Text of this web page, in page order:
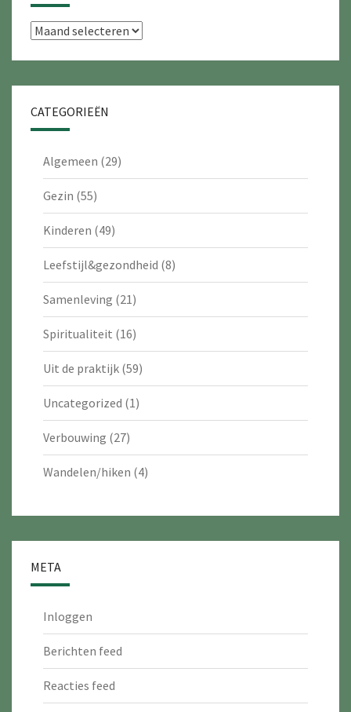
Archieven
CATEGORIEËN
Algemeen (29)
Gezin (55)
Kinderen (49)
Leefstijl&gezondheid (8)
Samenleving (21)
Spiritualiteit (16)
Uit de praktijk (59)
Uncategorized (1)
Verbouwing (27)
Wandelen/hiken (4)
META
Inloggen
Berichten feed
Reacties feed